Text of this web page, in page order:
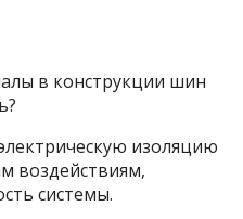
в конструкции шин
изоляцию
воздействиям,
системы.